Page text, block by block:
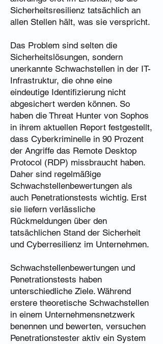
Sicherheitsresilienz tatsächlich an
allen Stellen hält, was sie verspricht.
Das Problem sind selten die
Sicherheitslösungen, sondern
unerkannte Schwachstellen in der IT-
Infrastruktur, die ohne eine
eindeutige Identifizierung nicht
abgesichert werden können. So
haben die Threat Hunter von Sophos
in ihrem aktuellen Report festgestellt,
dass Cyberkriminelle in 90 Prozent
der Angriffe das Remote Desktop
Protocol (RDP) missbraucht haben.
Daher sind regelmäßige
Schwachstellenbewertungen als
auch Penetrationstests wichtig. Erst
sie liefern verlässliche
Rückmeldungen über den
tatsächlichen Stand der Sicherheit
und Cyberresilienz im Unternehmen.
Schwachstellenbewertungen und
Penetrationstests haben
unterschiedliche Ziele. Während
erstere theoretische Schwachstellen
in einem Unternehmensnetzwerk
benennen und bewerten, versuchen
Penetrationstester aktiv ein System